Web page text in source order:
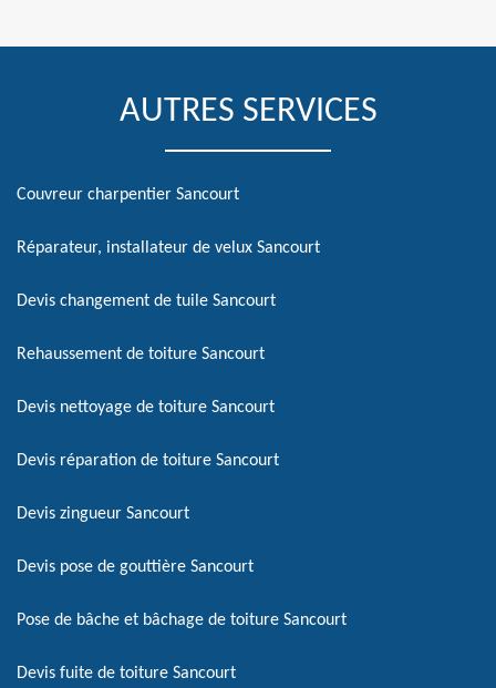
AUTRES SERVICES
Couvreur charpentier Sancourt
Réparateur, installateur de velux Sancourt
Devis changement de tuile Sancourt
Rehaussement de toiture Sancourt
Devis nettoyage de toiture Sancourt
Devis réparation de toiture Sancourt
Devis zingueur Sancourt
Devis pose de gouttière Sancourt
Pose de bâche et bâchage de toiture Sancourt
Devis fuite de toiture Sancourt